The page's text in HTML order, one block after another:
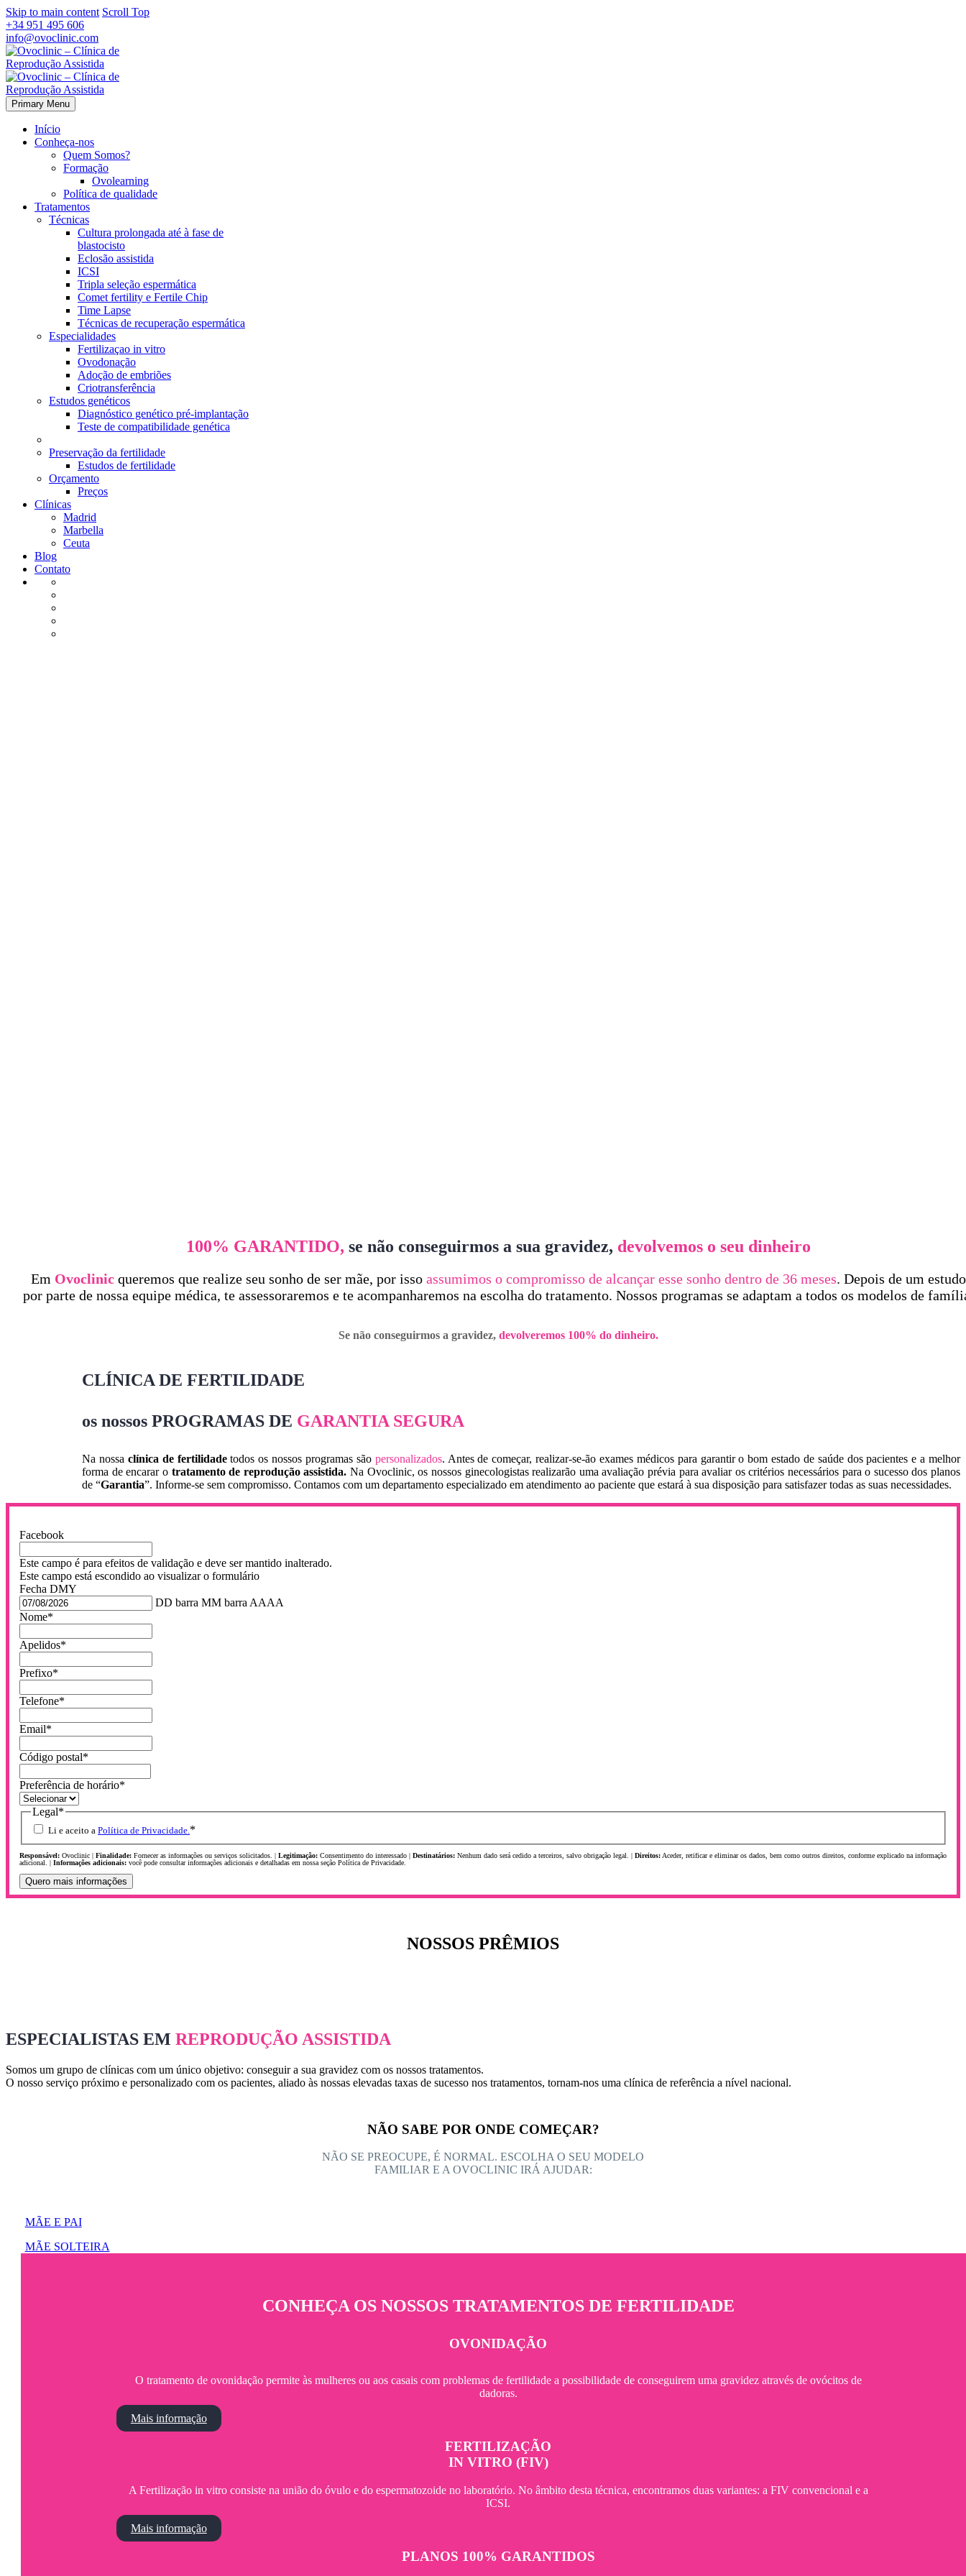
Skip to main content Scroll Top
+34 951 495 606
info@ovoclinic.com
Primary Menu
Início
Conheça-nos
Quem Somos?
Formação
Ovolearning
Política de qualidade
Tratamentos
Técnicas
Cultura prolongada até à fase de
blastocisto
Eclosão assistida
ICSI
Tripla seleção espermática
Comet fertility e Fertile Chip
Time Lapse
Técnicas de recuperação espermática
Especialidades
Fertilizaçao in vitro
Ovodonação
Adoção de embriões
Criotransferência
Estudos genéticos
Diagnóstico genético pré-implantação
Teste de compatibilidade genética
Preservação da fertilidade
Estudos de fertilidade
Orçamento
Preços
Clínicas
Madrid
Marbella
Ceuta
Blog
Contato
100% GARANTIDO, se não conseguirmos a sua gravidez, devolvemos o seu dinheiro
Em Ovoclinicqueremos que realize seu sonho de ser mãe, por isso assumimos o compromisso de alcançar esse sonho dentro de 36 meses. Depois de um estudo
por parte de nossa equipe médica, te assessoraremos e te acompanharemos na escolha do tratamento. Nossos programas se adaptam a todos os modelos de
Se não conseguirmos a gravidez, devolveremos 100% do dinheiro.
CLÍNICA DE FERTILIDADE
os nossos PROGRAMAS DE GARANTIA SEGURA
Na nossa clínica de fertilidadetodos os nossos programas são personalizados. Antes de começar, realizar-se-ão exames médicos para garantir o bom estado de saúde dos pacientes e a melhor
forma de encarar o tratamento de reprodução assistida.Na Ovoclinic, os nossos ginecologistas realizarão uma avaliação prévia para avaliar os critérios necessários para o sucesso dos planos
de “Garantia”. Informe-se sem compromisso. Contamos com um departamento especializado em atendimento ao paciente que estará à sua disposição para satisfazer todas as suas necessidades.
Facebook
Este campo é para efeitos de validação e deve ser mantido inalterado.
Este campo está escondido ao visualizar o formulário
Fecha DMY
DD barra MM barra AAAA
Nome*
Apelidos*
Prefixo*
Telefone*
Email*
Código postal*
Preferência de horário*
Legal*
Li e aceito a Política de Privacidade.*
Responsável: Ovoclinic | Finalidade: Fornecer as informações ou serviços solicitados. | Legitimação: Consentimento do interessado | Destinatários: Nenhum dado será cedido a terceiros, salvo obrigação legal. | Direitos:Aceder, retificar e eliminar os dados, bem como outros direitos, conforme explicado na informação
adicional. | Informações adicionais: você pode consultar informações adicionais e detalhadas em nossa seção Política de Privacidade.
NOSSOS PRÊMIOS
ESPECIALISTAS EM REPRODUÇÃO ASSISTIDA
Somos um grupo de clínicas com um único objetivo: conseguir a sua gravidez com os nossos tratamentos.
O nosso serviço próximo e personalizado com os pacientes, aliado às nossas elevadas taxas de sucesso nos tratamentos, tornam-nos uma clínica de referência a nível nacional.
NÃO SABE POR ONDE COMEÇAR?
NÃO SE PREOCUPE, É NORMAL. ESCOLHA O SEU MODELO
FAMILIAR E A OVOCLINIC IRÁ AJUDAR:
MÃE E PAI
MÃE SOLTEIRA
CONHEÇA OS NOSSOS TRATAMENTOS DE FERTILIDADE
OVONIDAÇÃO
O tratamento de ovonidação permite às mulheres ou aos casais com problemas de fertilidade a possibilidade de conseguirem uma gravidez através de ovócitos de
dadoras.
Mais informação
FERTILIZAÇÃO
IN VITRO (FIV)
A Fertilização in vitro consiste na união do óvulo e do espermatozoide no laboratório. No âmbito desta técnica, encontramos duas variantes: a FIV convencional e a
ICSI.
Mais informação
PLANOS 100% GARANTIDOS